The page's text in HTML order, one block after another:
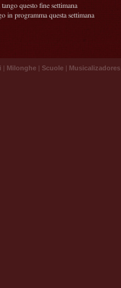
questo fine settimana
in programma questa settimana
| Milonghe | Scuole | Musicalizadores